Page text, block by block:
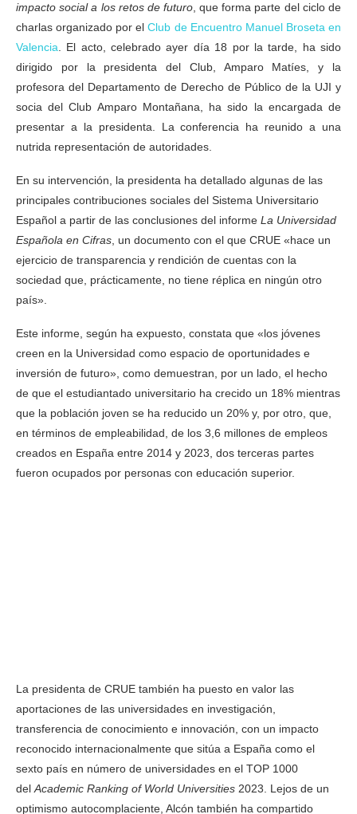
impacto social a los retos de futuro, que forma parte del ciclo de
charlas organizado por elClub de Encuentro Manuel Broseta en
Valencia. El acto, celebrado ayer día 18 por la tarde, ha sido
dirigido por la presidenta del Club, Amparo Matíes, y la
profesora del Departamento de Derecho de Público de la UJI y
socia del Club Amparo Montañana, ha sido la encargada de
presentar a la presidenta. La conferencia ha reunido a una
nutrida representación de autoridades.
En su intervención, la presidenta ha detallado algunas de las
principales contribuciones sociales del Sistema Universitario
Español a partir de las conclusiones del informe La Universidad
Española en Cifras, un documento con el que CRUE «hace un
ejercicio de transparencia y rendición de cuentas con la
sociedad que, prácticamente, no tiene réplica en ningún otro
país».
Este informe, según ha expuesto, constata que «los jóvenes
creen en la Universidad como espacio de oportunidades e
inversión de futuro», como demuestran, por un lado, el hecho
de que el estudiantado universitario ha crecido un 18% mientras
que la población joven se ha reducido un 20% y, por otro, que,
en términos de empleabilidad, de los 3,6 millones de empleos
creados en España entre 2014 y 2023, dos terceras partes
fueron ocupados por personas con educación superior.
La presidenta de CRUE también ha puesto en valor las
aportaciones de las universidades en investigación,
transferencia de conocimiento e innovación, con un impacto
reconocido internacionalmente que sitúa a España como el
sexto país en número de universidades en el TOP 1000
delAcademic Ranking of World Universities 2023. Lejos de un
optimismo autocomplaciente, Alcón también ha compartido